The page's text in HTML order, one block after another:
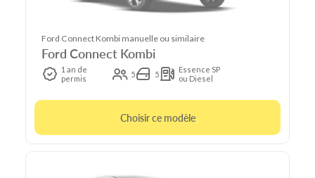
Ford Connect Kombi manuelle ou similaire
Ford Connect Kombi
1 an de
permis
5 5
Essence SP
ou Diesel
Choisir ce modèle